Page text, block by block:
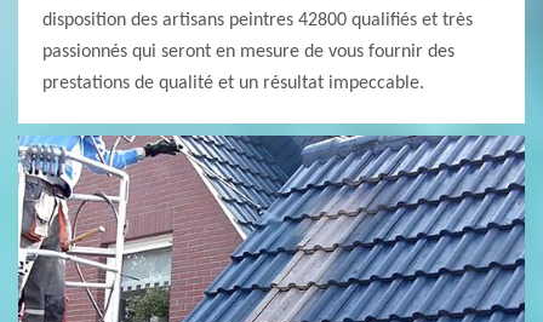
disposition des artisans peintres 42800 qualifiés et très
passionnés qui seront en mesure de vous fournir des
prestations de qualité et un résultat impeccable.